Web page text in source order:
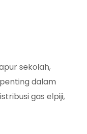
sekolah,
dalam
gas elpiji,